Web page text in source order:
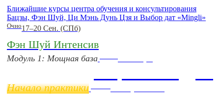
Ближайшие курсы центра обучения и консультирования
Бацзы, Фэн Шуй, Ци Мэнь Дунь Цзя и Выбор дат «Mingli»
Очно17–20 Сен. (СПб)
Фэн Шуй Интенсив
Модуль 1: Мощная база
Начало практики